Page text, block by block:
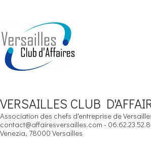
VERSAILLES CLUB
Association des chefs d'entreprise de
contact@affairesversailles.com -
Venezia, 78000 Versailles